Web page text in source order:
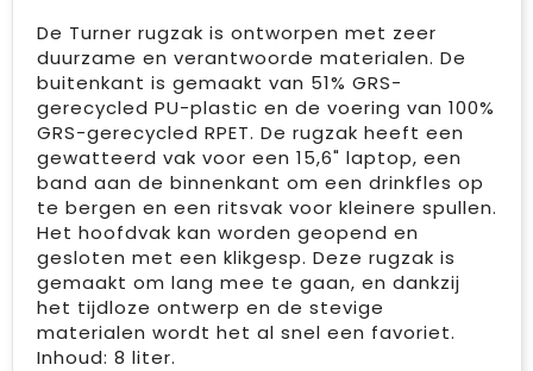
De Turner rugzak is ontworpen met zeer
duurzame en verantwoorde materialen. De
buitenkant is gemaakt van 51% GRS-
gerecycled PU-plastic en de voering van 100%
GRS-gerecycled RPET. De rugzak heeft een
gewatteerd vak voor een 15,6" laptop, een
band aan de binnenkant om een drinkfles op
te bergen en een ritsvak voor kleinere spullen.
Het hoofdvak kan worden geopend en
gesloten met een klikgesp. Deze rugzak is
gemaakt om lang mee te gaan, en dankzij
het tijdloze ontwerp en de stevige
materialen wordt het al snel een favoriet.
Inhoud: 8 liter.